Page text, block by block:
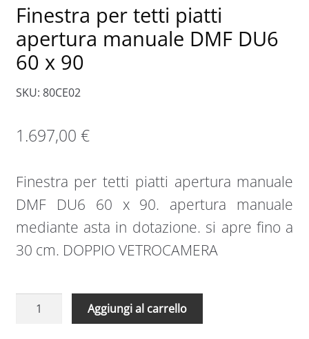
Finestra per tetti piatti
apertura manuale DMF DU6
60 x 90
SKU: 80CE02
1.697,00 €
Finestra per tetti piatti apertura manuale
DMF DU6 60 x 90. apertura manuale
mediante asta in dotazione. si apre fino a
30 cm. DOPPIO VETROCAMERA
Finestra
Aggiungi al carrello